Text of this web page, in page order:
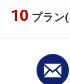
10 プラン(